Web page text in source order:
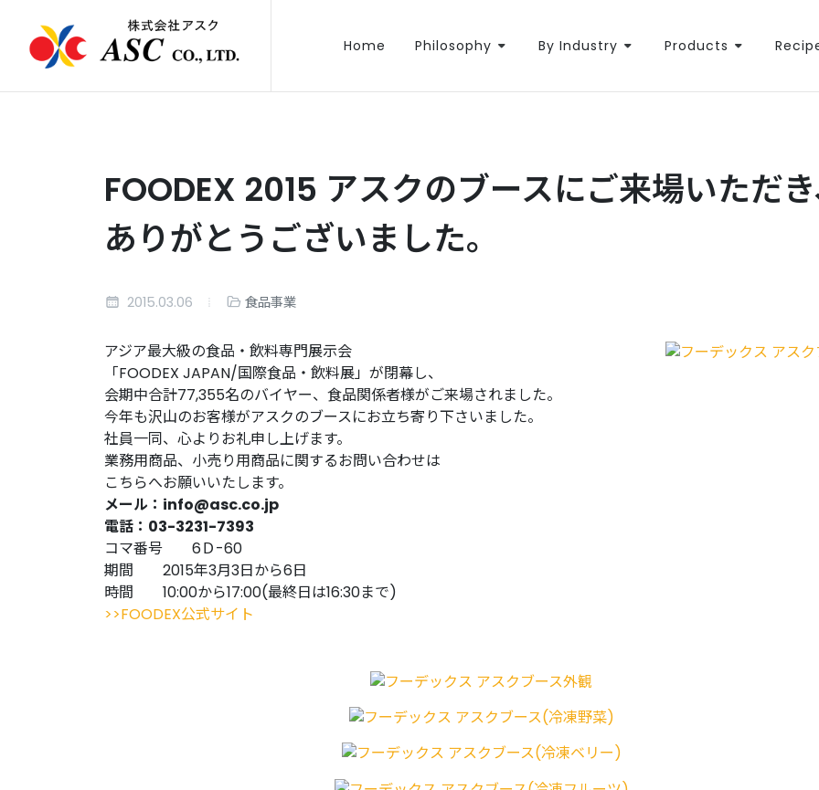
Home Philosophy By Industry Products
FOODEX 2015 アスクのブースにご来場いただ
ありがとうございました。
2015.03.06 食品事業
アジア最大級の食品・飲料専門展示会
「FOODEX JAPAN/国際食品・飲料展」が閉幕し、
会期中合計77,355名のバイヤー、食品関係者様がご来場されました。
今年も沢山のお客様がアスクのブースにお立ち寄り下さいました。
社員一同、心よりお礼申し上げます。
業務用商品、小売り用商品に関するお問い合わせは
こちらへお願いいたします。
メール：info@asc.co.jp
電話：03-3231-7393
コマ番号 6Ｄ-60
期間 2015年3月3日から6日
時間 10:00から17:00(最終日は16:30まで)
>>FOODEX公式サイト